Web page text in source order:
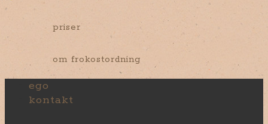
priser
om frokostordning
ego
kontakt